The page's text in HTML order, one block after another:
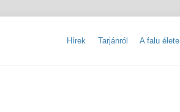
Hírek Tarjánról A falu élete